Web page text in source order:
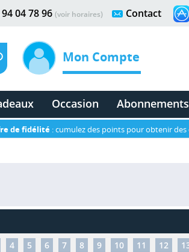
Contact
04 78 96 (voir horaires)
Mon Compte
Occasion Abonnements
de fidélité : cumulez des points pour obtenir des
4 5 6 7 8 9 10 11 12